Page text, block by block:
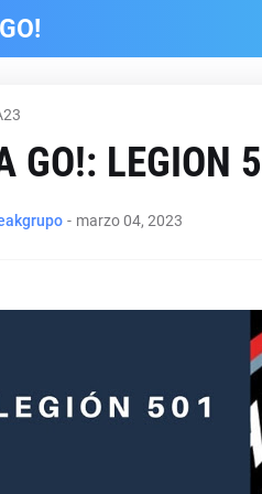
GO!: LEGION
- marzo 04, 2023